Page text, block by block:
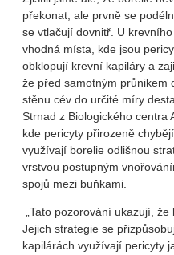
překonat, ale prvně se
se vtlačují dovnitř. U
vhodná místa, kde jsou
obklopují krevní kapiláry a
že před samotným průnikem
stěnu cév do určité míry
Strnad z Biologického centra
kde pericyty přirozeně
využívají borelie odlišnou
vrstvou postupným
spojů mezi buňkami.
„Tato pozorování ukazují,
Jejich strategie se
kapilárách využívají pericyty